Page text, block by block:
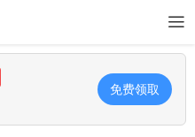
免费领取